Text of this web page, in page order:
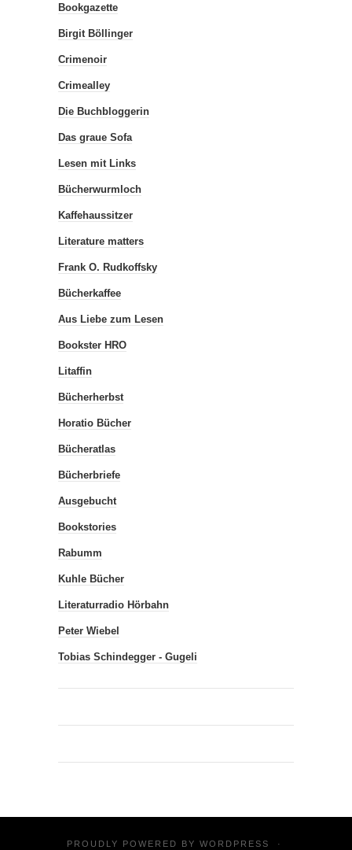
Bookgazette
Birgit Böllinger
Crimenoir
Crimealley
Die Buchbloggerin
Das graue Sofa
Lesen mit Links
Bücherwurmloch
Kaffehaussitzer
Literature matters
Frank O. Rudkoffsky
Bücherkaffee
Aus Liebe zum Lesen
Bookster HRO
Litaffin
Bücherherbst
Horatio Bücher
Bücheratlas
Bücherbriefe
Ausgebucht
Bookstories
Rabumm
Kuhle Bücher
Literaturradio Hörbahn
Peter Wiebel
Tobias Schindegger - Gugeli
PROUDLY POWERED BY WORDPRESS ·